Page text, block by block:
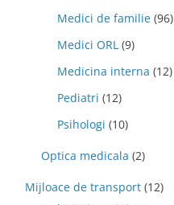
Medici de familie (96)
Medici ORL (9)
Medicina interna (12)
Pediatri (12)
Psihologi (10)
Optica medicala (2)
Mijloace de transport (12)